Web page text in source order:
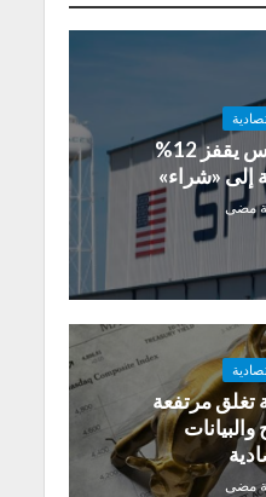
سهم سبيس إكس يقفز 12%
إلى «شراء»
تغلق مرتفعة
والبيانات